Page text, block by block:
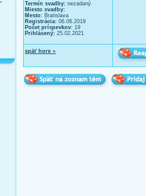
Termín svadby: nezadaný
Miesto svadby:
Mesto: Bratislava
Registrácia: 06.06.2019
Počet príspevkov: 19
Prihlásený: 25.02.2021
späť hore »